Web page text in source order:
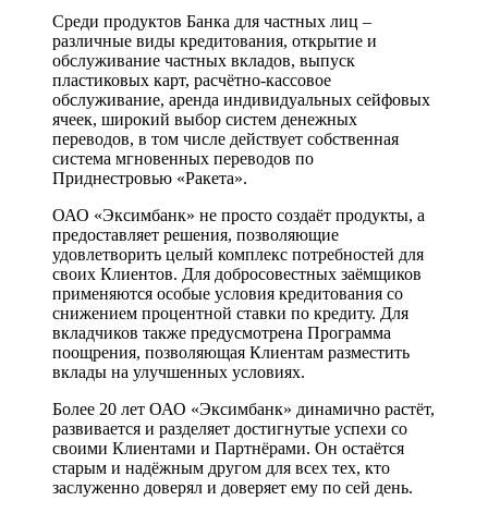
Среди продуктов Банка для частных лиц –
различные виды кредитования, открытие и
обслуживание частных вкладов, выпуск
пластиковых карт, расчётно-кассовое
обслуживание, аренда индивидуальных сейфовых
ячеек, широкий выбор систем денежных
переводов, в том числе действует собственная
система мгновенных переводов по
Приднестровью «Ракета».
ОАО «Эксимбанк» не просто создаёт продукты, а
предоставляет решения, позволяющие
удовлетворить целый комплекс потребностей для
своих Клиентов. Для добросовестных заёмщиков
применяются особые условия кредитования со
снижением процентной ставки по кредиту. Для
вкладчиков также предусмотрена Программа
поощрения, позволяющая Клиентам разместить
вклады на улучшенных условиях.
Более 20 лет ОАО «Эксимбанк» динамично растёт,
развивается и разделяет достигнутые успехи со
своими Клиентами и Партнёрами. Он остаётся
старым и надёжным другом для всех тех, кто
заслуженно доверял и доверяет ему по сей день.